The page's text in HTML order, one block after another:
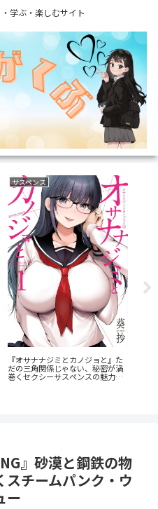
学ぶ・楽しむサイト
ボーイズラブ(BL)
『たまらないのは恋なのか』徹底
解説：王道の「ヤンキー×優等
』砂漠と鋼鉄の物
チームパンク・ウ
ー